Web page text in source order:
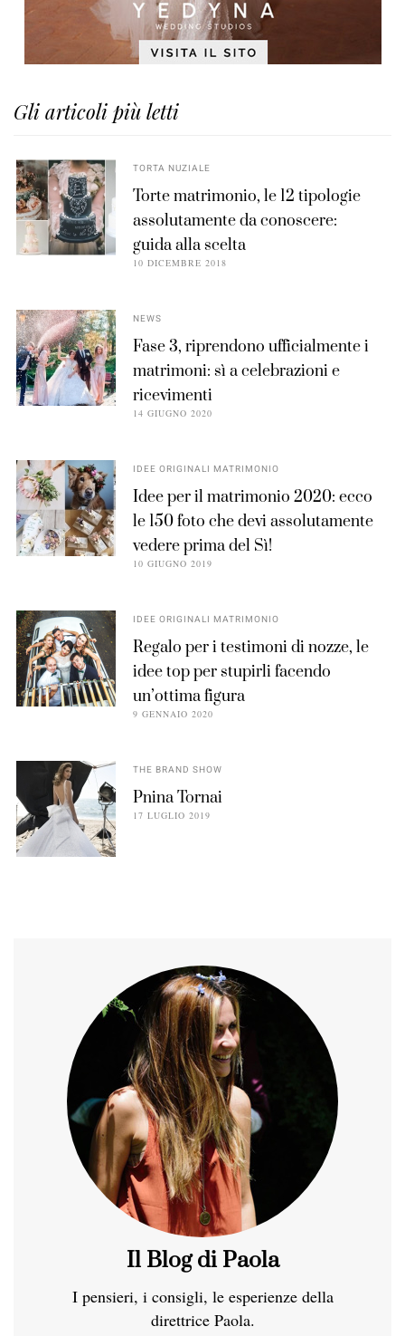
Gli articoli più letti
TORTA NUZIALE
Torte matrimonio, le 12 tipologie
assolutamente da conoscere:
guida alla scelta
10 DICEMBRE 2018
NEWS
Fase 3, riprendono ufficialmente i
matrimoni: sì a celebrazioni e
ricevimenti
14 GIUGNO 2020
IDEE ORIGINALI MATRIMONIO
Idee per il matrimonio 2020: ecco
le 150 foto che devi assolutamente
vedere prima del Sì!
10 GIUGNO 2019
IDEE ORIGINALI MATRIMONIO
Regalo per i testimoni di nozze, le
idee top per stupirli facendo
un’ottima figura
9 GENNAIO 2020
THE BRAND SHOW
Pnina Tornai
17 LUGLIO 2019
Il Blog di Paola
I pensieri, i consigli, le esperienze della
direttrice Paola.